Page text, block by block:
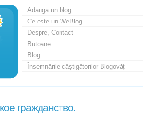
Adauga un blog
Ce este un WeBlog
Despre, Contact
Butoane
Blog
Însemnările câștigătorilor Blogovăț
гражданство.